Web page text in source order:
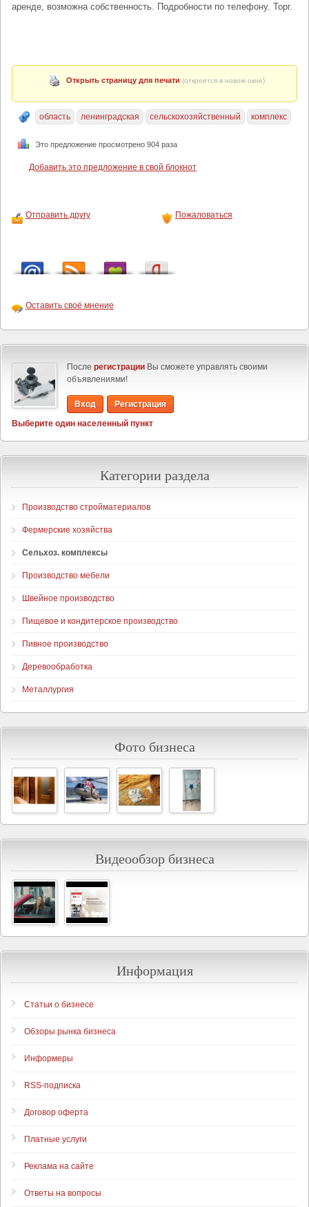
аренде, возможна собственность. Подробности по телефону. Торг.
Открыть страницу для печати (откроется в новом окне)
область ленинградская сельскохозяйственный комплекс
Это предложение просмотрено 904 раза
Добавить это предложение в свой блокнот
Отправить другу Пожаловаться
Оставить своё мнение
После регистрации Вы сможете управлять своими
объявлениями!
Вход
Регистрация
Выберите один населенный пункт
Категории раздела
Производство стройматериалов
Фермерские хозяйства
Сельхоз. комплексы
Производство мебели
Швейное производство
Пищевое и кондитерское производство
Пивное производство
Деревообработка
Металлургия
Фото бизнеса
Видеообзор бизнеса
Информация
Статьи о бизнесе
Обзоры рынка бизнеса
Информеры
RSS-подписка
Договор оферта
Платные услуги
Реклама на сайте
Ответы на вопросы